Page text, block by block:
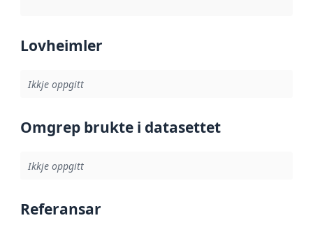
Lovheimler
Ikkje oppgitt
Omgrep brukte i datasettet
Ikkje oppgitt
Referansar